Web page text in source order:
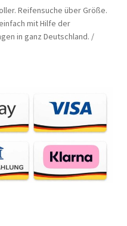
Reifensuche über Größe.
mit Hilfe der
in ganz Deutschland. /